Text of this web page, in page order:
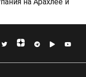
на Арахлее и